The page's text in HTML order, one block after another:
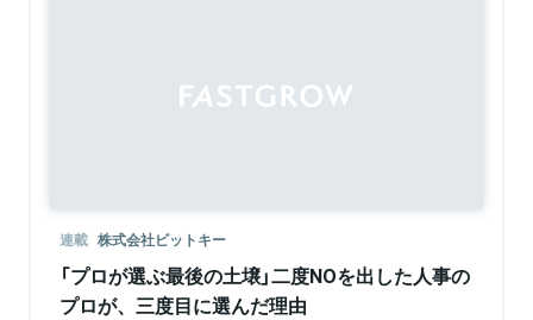
連載 株式会社ビットキー
「プロが選ぶ最後の土壌」二度NOを出した人事の
プロが、三度目に選んだ理由